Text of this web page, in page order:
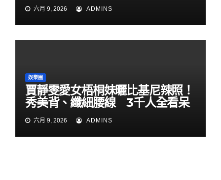
六月 9, 2026 ADMINS
娛樂圈
賈靜雯愛女梧桐妹曬比基尼辣照！
秀美背、纖細腰線 3千人全看呆
六月 9, 2026 ADMINS